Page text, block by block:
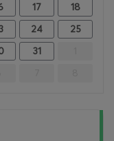
17
18
24
25
31